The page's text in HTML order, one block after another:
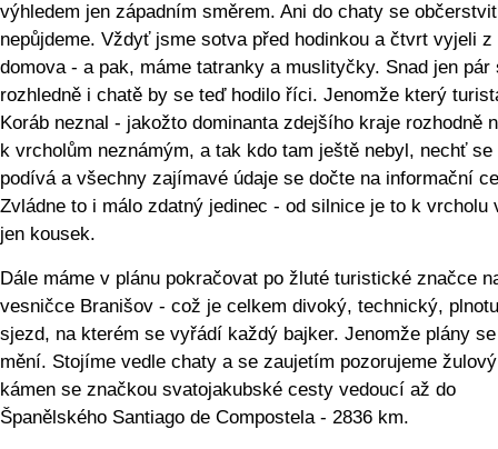
výhledem jen západním směrem. Ani do chaty se občerstvit
nepůjdeme. Vždyť jsme sotva před hodinkou a čtvrt vyjeli z
domova - a pak, máme tatranky a muslityčky. Snad jen pár
rozhledně i chatě by se teď hodilo říci. Jenomže který
Koráb neznal - jakožto dominanta zdejšího kraje rozhodně
k vrcholům neznámým, a tak kdo tam ještě nebyl, nechť se
podívá a všechny zajímavé údaje se dočte na informační
Zvládne to i málo zdatný jedinec - od silnice je to k vrcholu
jen kousek.
Dále máme v plánu pokračovat po žluté turistické značce
vesničce Branišov - což je celkem divoký, technický,
sjezd, na kterém se vyřádí každý bajker. Jenomže plány
mění. Stojíme vedle chaty a se zaujetím pozorujeme žulový
kámen se značkou svatojakubské cesty vedoucí až do
Španělského Santiago de Compostela - 2836 km.